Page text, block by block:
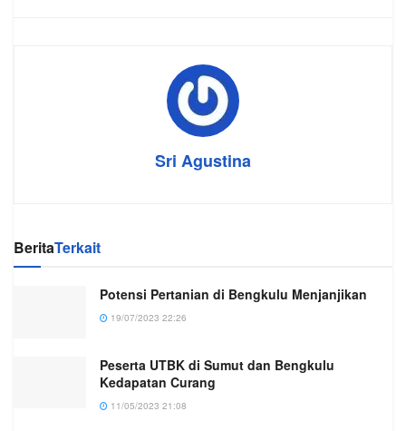
Sri Agustina
BeritaTerkait
Potensi Pertanian di Bengkulu Menjanjikan
19/07/2023 22:26
Peserta UTBK di Sumut dan Bengkulu
Kedapatan Curang
11/05/2023 21:08